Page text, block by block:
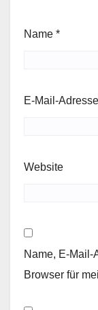
Name *
E-Mail-Adresse
Website
Name, E-Mail-
Browser für